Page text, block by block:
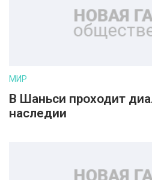
МИР
В Шаньси проходит
наследии